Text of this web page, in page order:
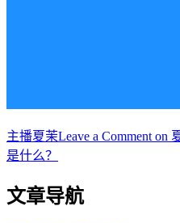
主播夏茉Leave a Comment on
是什么？
文章导航